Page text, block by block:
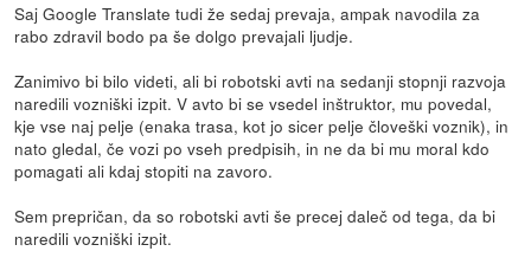
Saj Google Translate tudi že sedaj prevaja, ampak navodila za
rabo zdravil bodo pa še dolgo prevajali ljudje.
Zanimivo bi bilo videti, ali bi robotski avti na sedanji stopnji razvoja
naredili vozniški izpit. V avto bi se vsedel inštruktor, mu povedal,
kje vse naj pelje (enaka trasa, kot jo sicer pelje človeški voznik), in
nato gledal, če vozi po vseh predpisih, in ne da bi mu moral kdo
pomagati ali kdaj stopiti na zavoro.
Sem prepričan, da so robotski avti še precej daleč od tega, da bi
naredili vozniški izpit.